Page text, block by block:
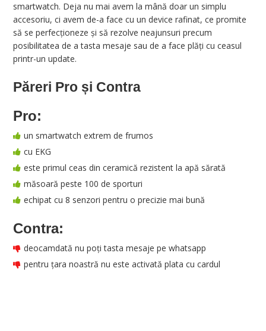
smartwatch. Deja nu mai avem la mână doar un simplu
accesoriu, ci avem de-a face cu un device rafinat, ce promite
să se perfecționeze și să rezolve neajunsuri precum
posibilitatea de a tasta mesaje sau de a face plăți cu ceasul
printr-un update.
Păreri Pro și Contra
Pro:
un smartwatch extrem de frumos
cu EKG
este primul ceas din ceramică rezistent la apă sărată
măsoară peste 100 de sporturi
echipat cu 8 senzori pentru o precizie mai bună
Contra:
deocamdată nu poți tasta mesaje pe whatsapp
pentru țara noastră nu este activată plata cu cardul